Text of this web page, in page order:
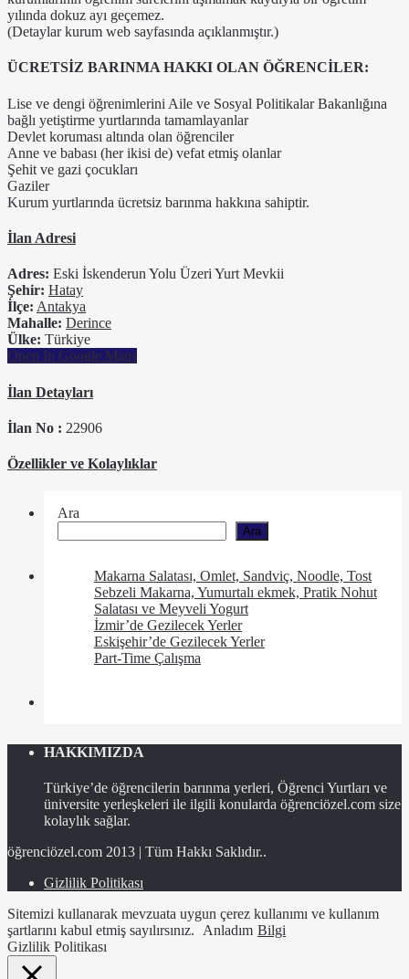
yılında dokuz ayı geçemez.
(Detaylar kurum web sayfasında açıklanmıştır.)
ÜCRETSİZ BARINMA HAKKI OLAN ÖĞRENCİLER:
Lise ve dengi öğrenimlerini Aile ve Sosyal Politikalar Bakanlığına
bağlı yetiştirme yurtlarında tamamlayanlar
Devlet koruması altında olan öğrenciler
Anne ve babası (her ikisi de) vefat etmiş olanlar
Şehit ve gazi çocukları
Gaziler
Kurum yurtlarında ücretsiz barınma hakkına sahiptir.
İlan Adresi
Adres: Eski İskenderun Yolu Üzeri Yurt Mevkii
Şehir: Hatay
İlçe: Antakya
Mahalle: Derince
Ülke: Türkiye
Open In Google Maps
İlan Detayları
İlan No : 22906
Özellikler ve Kolaylıklar
Ara
Ara
Makarna Salatası, Omlet, Sandviç, Noodle, Tost
Sebzeli Makarna, Yumurtalı ekmek, Pratik Nohut
Salatası ve Meyveli Yogurt
İzmir’de Gezilecek Yerler
Eskişehir’de Gezilecek Yerler
Part-Time Çalışma
HAKKIMIZDA
Türkiye’de öğrencilerin barınma yerleri, Öğrenci Yurtları ve
üniversite yerleşkeleri ile ilgili konularda öğrenciözel.com size
kolaylık sağlar.
öğrenciözel.com 2013 | Tüm Hakkı Saklıdır..
Gizlilik Politikası
Sitemizi kullanarak mevzuata uygun çerez kullanımı ve kullanım
şartlarını kabul etmiş sayılırsınız.
Anladım Bilgi
Gizlilik Politikası